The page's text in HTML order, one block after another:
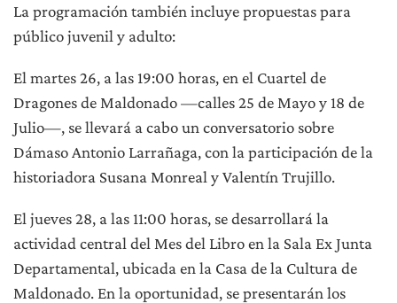
La programación también incluye propuestas para
público juvenil y adulto:
El martes 26, a las 19:00 horas, en el Cuartel de
Dragones de Maldonado —calles 25 de Mayo y 18 de
Julio—, se llevará a cabo un conversatorio sobre
Dámaso Antonio Larrañaga, con la participación de la
historiadora Susana Monreal y Valentín Trujillo.
El jueves 28, a las 11:00 horas, se desarrollará la
actividad central del Mes del Libro en la Sala Ex Junta
Departamental, ubicada en la Casa de la Cultura de
Maldonado. En la oportunidad, se presentarán los